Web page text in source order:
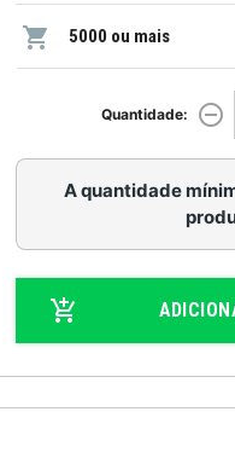
5000 ou mais
Quantidade:
A quantidade